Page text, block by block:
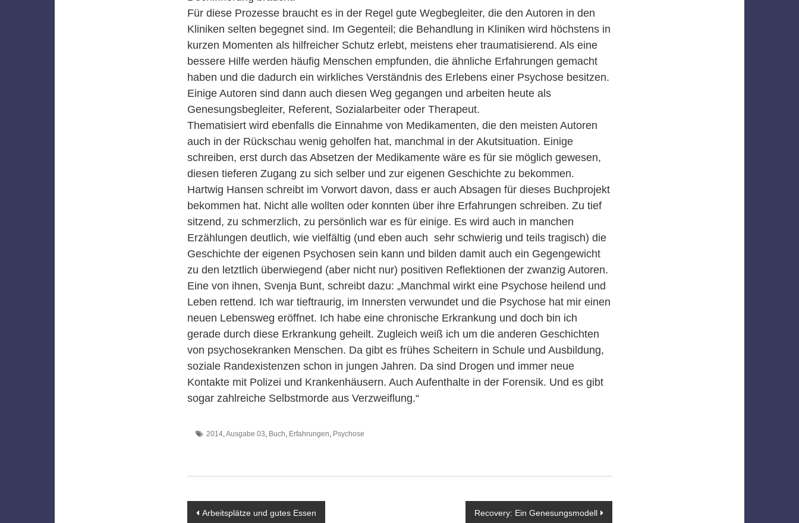
Für diese Prozesse braucht es in der Regel gute Wegbegleiter, die den Autoren in den
Kliniken selten begegnet sind. Im Gegenteil; die Behandlung in Kliniken wird höchstens in
kurzen Momenten als hilfreicher Schutz erlebt, meistens eher traumatisierend. Als eine
bessere Hilfe werden häufig Menschen empfunden, die ähnliche Erfahrungen gemacht
haben und die dadurch ein wirkliches Verständnis des Erlebens einer Psychose besitzen.
Einige Autoren sind dann auch diesen Weg gegangen und arbeiten heute als
Genesungsbegleiter, Referent, Sozialarbeiter oder Therapeut.
Thematisiert wird ebenfalls die Einnahme von Medikamenten, die den meisten Autoren
auch in der Rückschau wenig geholfen hat, manchmal in der Akutsituation. Einige
schreiben, erst durch das Absetzen der Medikamente wäre es für sie möglich gewesen,
diesen tieferen Zugang zu sich selber und zur eigenen Geschichte zu bekommen.
Hartwig Hansen schreibt im Vorwort davon, dass er auch Absagen für dieses Buchprojekt
bekommen hat. Nicht alle wollten oder konnten über ihre Erfahrungen schreiben. Zu tief
sitzend, zu schmerzlich, zu persönlich war es für einige. Es wird auch in manchen
Erzählungen deutlich, wie vielfältig (und eben auch sehr schwierig und teils tragisch) die
Geschichte der eigenen Psychosen sein kann und bilden damit auch ein Gegengewicht
zu den letztlich überwiegend (aber nicht nur) positiven Reflektionen der zwanzig Autoren.
Eine von ihnen, Svenja Bunt, schreibt dazu: „Manchmal wirkt eine Psychose heilend und
Leben rettend. Ich war tieftraurig, im Innersten verwundet und die Psychose hat mir einen
neuen Lebensweg eröffnet. Ich habe eine chronische Erkrankung und doch bin ich
gerade durch diese Erkrankung geheilt. Zugleich weiß ich um die anderen Geschichten
von psychosekranken Menschen. Da gibt es frühes Scheitern in Schule und Ausbildung,
soziale Randexistenzen schon in jungen Jahren. Da sind Drogen und immer neue
Kontakte mit Polizei und Krankenhäusern. Auch Aufenthalte in der Forensik. Und es gibt
sogar zahlreiche Selbstmorde aus Verzweiflung.“
2014, Ausgabe 03 Buch Erfahrungen Psychose
Beitragsnavigation
Arbeitsplätze und gutes Essen Recovery: Ein Genesungsmodell